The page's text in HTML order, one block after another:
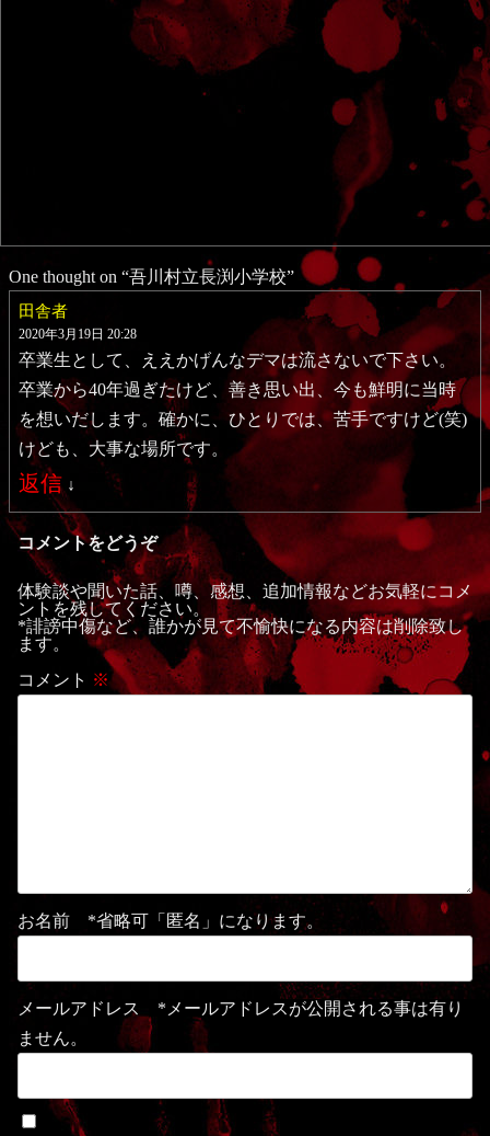
One thought on “吾川村立長渕小学校”
田舎者
2020年3月19日 20:28
卒業生として、ええかげんなデマは流さないで下さい。
卒業から40年過ぎたけど、善き思い出、今も鮮明に当時
を想いだします。確かに、ひとりでは、苦手ですけど(笑)
けども、大事な場所です。
返信 ↓
コメントをどうぞ
体験談や聞いた話、噂、感想、追加情報などお気軽にコメ
ントを残してください。
*誹謗中傷など、誰かが見て不愉快になる内容は削除致し
ます。
コメント ※
お名前 *省略可「匿名」になります。
メールアドレス *メールアドレスが公開される事は有り
ません。